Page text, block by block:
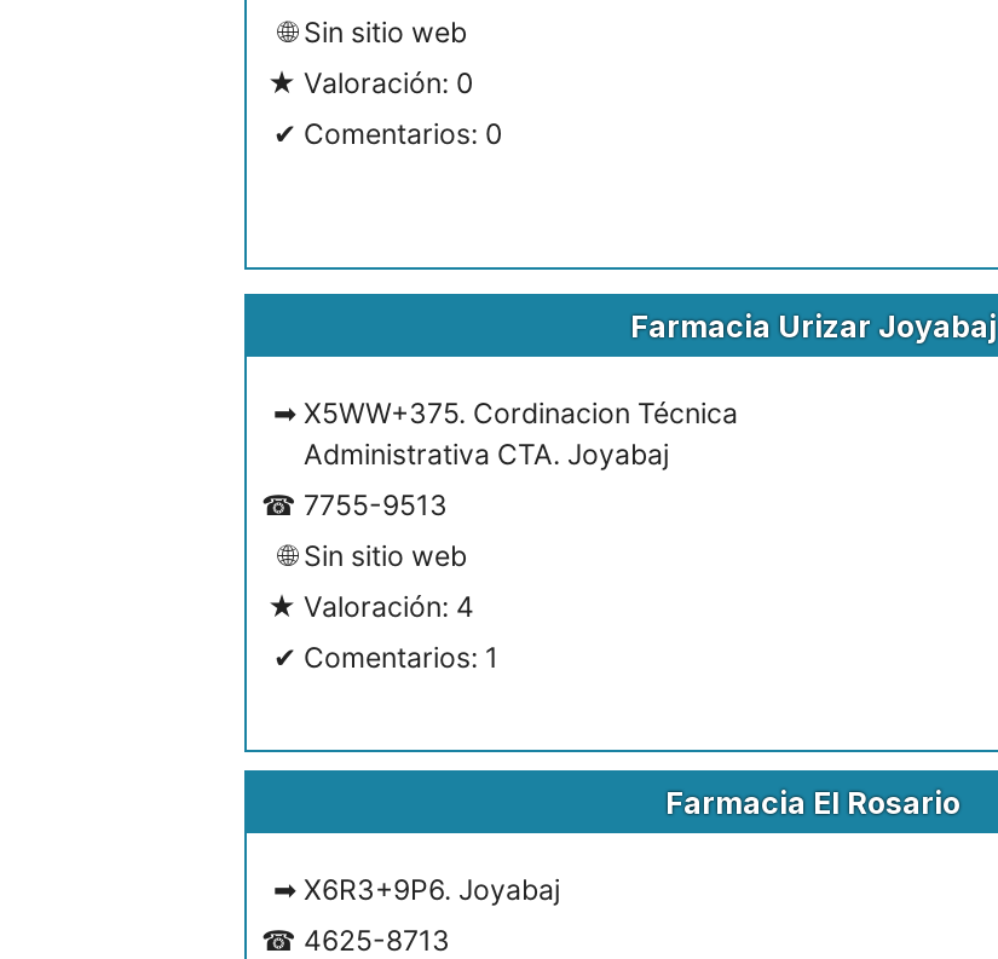
Sin sitio web
Valoración: 0
Comentarios: 0
Farmacia Urizar Joyabaj
X5WW+375. Cordinacion Técnica
Administrativa CTA. Joyabaj
7755-9513
Sin sitio web
Valoración: 4
Comentarios: 1
Farmacia El Rosario
X6R3+9P6. Joyabaj
4625-8713